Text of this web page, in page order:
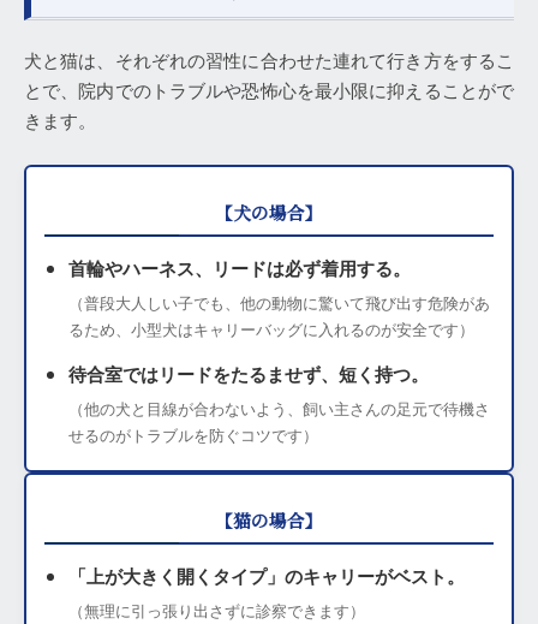
犬と猫は、それぞれの習性に合わせた連れて行き方をするこ
とで、院内でのトラブルや恐怖心を最小限に抑えることがで
きます。
【犬の場合】
首輪やハーネス、リードは必ず着用する。
（普段大人しい子でも、他の動物に驚いて飛び出す危険があ
るため、小型犬はキャリーバッグに入れるのが安全です）
待合室ではリードをたるませず、短く持つ。
（他の犬と目線が合わないよう、飼い主さんの足元で待機さ
せるのがトラブルを防ぐコツです）
【猫の場合】
「上が大きく開くタイプ」のキャリーがベスト。
（無理に引っ張り出さずに診察できます）